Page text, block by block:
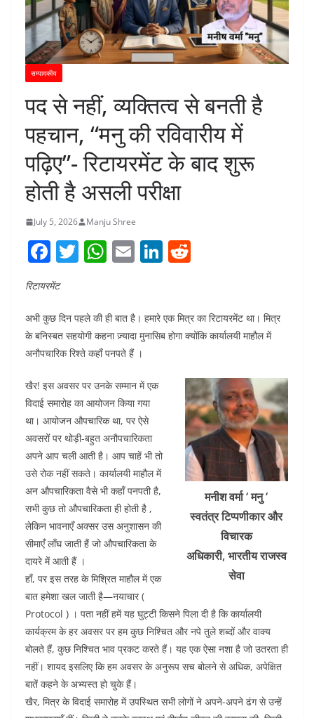
सम्पादकीय
पद से नहीं, व्यक्तित्व से बनती है
पहचान, “मनु की रविवारीय में
पढ़िए”- रिटायरमेंट के बाद शुरू
होती है असली परीक्षा
July 5, 2026 Manju Shree
F
a
c
e
b
o
o
k
T
er
W
s
A
p
p
E
l
Li
e
dI
di
t
रिटायरमेंट
अभी कुछ दिन पहले की ही बात है। हमारे एक मित्र का रिटायरमेंट था। मित्र
के बनिस्बत सहयोगी कहना ज़्यादा मुनासिब होगा क्योंकि कार्यालयी माहौल में
अनौपचारिक रिश्ते कहाँ पनपते हैं ।
मनीशवर्मा ‘ मनु ‘
स्वतंत्र टिप्पणीकार और
विचारक
अधिकारी, भारतीयराजस्व
सेवा
खैर! इस अवसर पर उनके सम्मान में एक
विदाई समारोह का आयोजन किया गया
था। आयोजन औपचारिक था, पर ऐसे
अवसरों पर थोड़ी-बहुत अनौपचारिकता
अपने आप चली आती है। आप चाहें भी तो
उसे रोक नहीं सकते। कार्यालयी माहौल में
अन औपचारिकता वैसे भी कहाँ पनपती है,
सभी कुछ तो औपचारिकता ही होती है ,
लेकिन भावनाएँ अक्सर उस अनुशासन की
सीमाएँ लाँघ जाती हैं जो औपचारिकता के
दायरे में आती हैं ।
हाँ, पर इस तरह के मिश्रित माहौल में एक
बात हमेशा खल जाती है—नयाचार (
Protocol ) । पता नहीं हमें यह घुट्टी किसने पिला दी है कि कार्यालयी
कार्यक्रम के हर अवसर पर हम कुछ निश्चित और नपे तुले शब्दों और वाक्य
बोलते हैं, कुछ निश्चित भाव प्रकट करते हैं। यह एक ऐसा नशा है जो उतरता ही
नहीं। शायद इसलिए कि हम अवसर के अनुरूप सच बोलने से अधिक, अपेक्षित
बातें कहने के अभ्यस्त हो चुके हैं।
खैर, मित्र के विदाई समारोह में उपस्थित सभी लोगों ने अपने-अपने ढंग से उन्हें